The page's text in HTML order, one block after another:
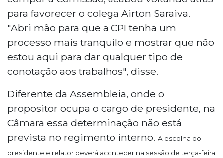
para favorecer o colega Airton Saraiva.
"Abri mão para que a CPI tenha um
processo mais tranquilo e mostrar que não
estou aqui para dar qualquer tipo de
conotação aos trabalhos", disse.
Diferente da Assembleia, onde o
propositor ocupa o cargo de presidente, na
Câmara essa determinação não está
prevista no regimento interno. A escolha do
presidente e relator deverá acontecer na sessão de terça-feira